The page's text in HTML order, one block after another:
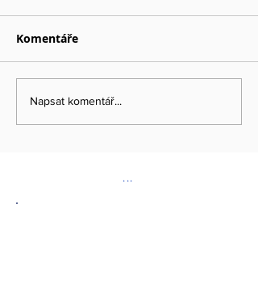
Komentáře
Napsat komentář...
...